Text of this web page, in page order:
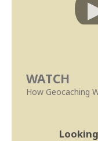
WATCH
How Geocaching